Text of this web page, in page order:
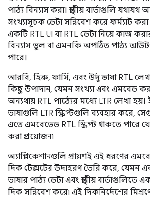
পাঠ্য বিন্যাস করা। স্থানীয় বার্তাগুলি যথাযথ
সংখ্যাসূচক ডেটা সন্নিবেশ করে ফর্ম্যাট
একটি RTL UI বা RTL ডেটা নিয়ে কাজ
বিন্যাস ভুল বা এমনকি অপঠিত পাঠ্য
পারে।
আরবি, হিব্রু, ফার্সি, এবং উর্দু ভাষা RTL
কিছু উপাদান, যেমন সংখ্যা এবং এমবেড
অন্যথায় RTL পাঠ্যের মধ্যে LTR লেখা হয়।
ভাষাগুলি LTR স্ক্রিপ্টগুলি ব্যবহার করে,
এতে এমবেডেড RTL স্ক্রিপ্ট থাকতে পারে
করা প্রয়োজন৷
অ্যাপ্লিকেশানগুলি প্রায়শই এই ধরণের
দিক টেক্সটের উদাহরণ তৈরি করে, যেমন
ভাষার পাঠ্য ডেটা এবং স্থানীয় বার্তাগুলিতে
দিক সন্নিবেশ করে৷ এই দিকনির্দেশের